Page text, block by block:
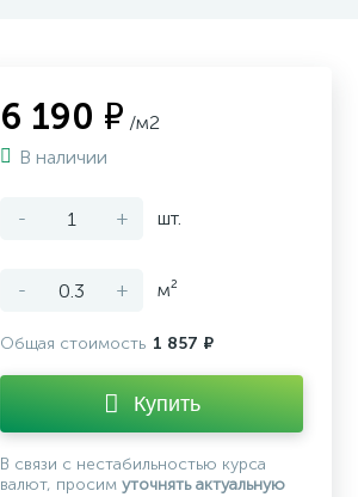
6 190 ₽ /м2
В наличии
- + шт.
- + м²
Общая стоимость 1 857 ₽
Купить
В связи с нестабильностью курса
валют, просим уточнять актуальную